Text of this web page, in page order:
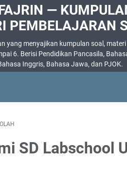
—
PEMBELAJARAN
yang menyajikan kumpulan soal,
6. Berisi Pendidikan Pancasila,
Inggris, Bahasa Jawa, dan PJOK.
SD Labschool